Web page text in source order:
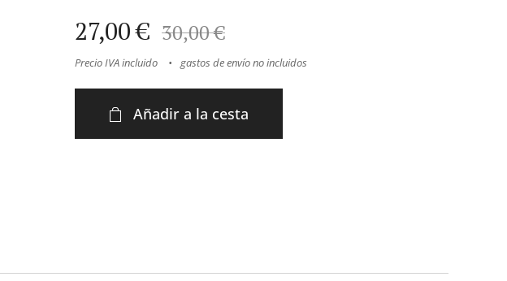
27,00€ 30,00€
Precio IVA incluido gastos de envío no incluidos
Añadir a la cesta